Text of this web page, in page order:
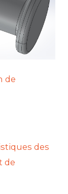
de
des
de